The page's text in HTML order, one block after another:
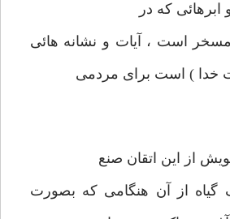
که در
است ، آیات و نشانه هائی
خدا ) است برای مردمی
از این اتقان صنع
گیاه از آن هنگامی که بصورت